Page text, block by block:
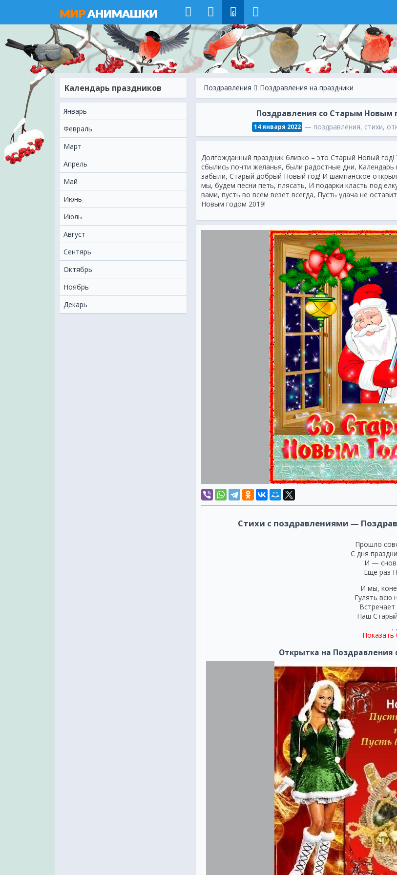
6
Календарь праздников
Январь
Февраль
Март
Апрель
Май
Июнь
Июль
Август
Сентярь
Октябрь
Ноябрь
Декарь
Поздравления Поздравления на праздники
Поздравления со Старым Новым
14 января 2022 — поздравления, стихи,
Долгожданный праздник близко – это Старый Новый
сбылись почти желанья, были радостные дни,
забыли, Старый добрый Новый год! И шампанское
мы, будем песни петь, плясать, И подарки класть под
вами, пусть во всем везет всегда, Пусть удача не
Новым годом 2019!
Стихи с поздравлениями —
Прошло
С дня
И —
Еще раз
И мы,
Гулять всю
Наш
С Новым годом
Он наступил без
И в старый Новый
Любви и
Искрятся звезды
Желаю, чтоб
Чтоб каждый стал в
И неудачам вслед
И вновь у нас
Собрать семью,
Не страшен
И свет
И Старый
Вступает
И мы желаем
Удачи,
Старый
Это дань
Открытка на